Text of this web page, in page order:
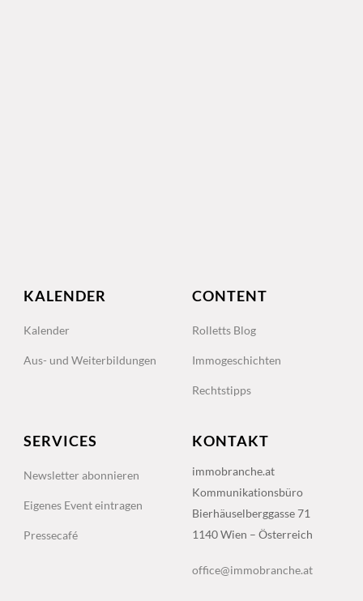
KALENDER
Kalender
Aus- und Weiterbildungen
CONTENT
Rolletts Blog
Immogeschichten
Rechtstipps
SERVICES
Newsletter abonnieren
Eigenes Event eintragen
Pressecafé
KONTAKT
immobranche.at
Kommunikationsbüro
Bierhäuselberggasse 71
1140 Wien – Österreich
office@immobranche.at